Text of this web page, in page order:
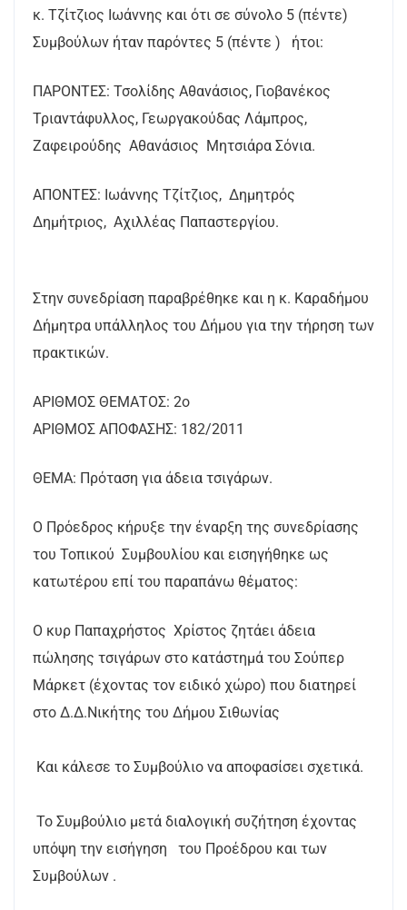
κ. Τζίτζιος Ιωάννης και ότι σε σύνολο 5 (πέντε)
Συμβούλων ήταν παρόντες 5 (πέντε ) ήτοι:
ΠΑΡΟΝΤΕΣ: Τσολίδης Αθανάσιος, Γιοβανέκος
Τριαντάφυλλος, Γεωργακούδας Λάμπρος,
Ζαφειρούδης Αθανάσιος Μητσιάρα Σόνια.
ΑΠΟΝΤΕΣ: Ιωάννης Τζίτζιος, Δημητρός
Δημήτριος, Αχιλλέας Παπαστεργίου.
Στην συνεδρίαση παραβρέθηκε και η κ. Καραδήμου
Δήμητρα υπάλληλος του Δήμου για την τήρηση των
πρακτικών.
AΡΙΘΜΟΣ ΘΕΜΑΤΟΣ: 2ο
ΑΡΙΘΜΟΣ ΑΠΟΦΑΣΗΣ: 182/2011
ΘΕΜΑ: Πρόταση για άδεια τσιγάρων.
Ο Πρόεδρος κήρυξε την έναρξη της συνεδρίασης
του Τοπικού Συμβουλίου και εισηγήθηκε ως
κατωτέρου επί του παραπάνω θέματος:
Ο κυρ Παπαχρήστος Χρίστος ζητάει άδεια
πώλησης τσιγάρων στο κατάστημά του Σούπερ
Μάρκετ (έχοντας τον ειδικό χώρο) που διατηρεί
στο Δ.Δ.Νικήτης του Δήμου Σιθωνίας
Και κάλεσε το Συμβούλιο να αποφασίσει σχετικά.
Το Συμβούλιο μετά διαλογική συζήτηση έχοντας
υπόψη την εισήγηση του Προέδρου και των
Συμβούλων .